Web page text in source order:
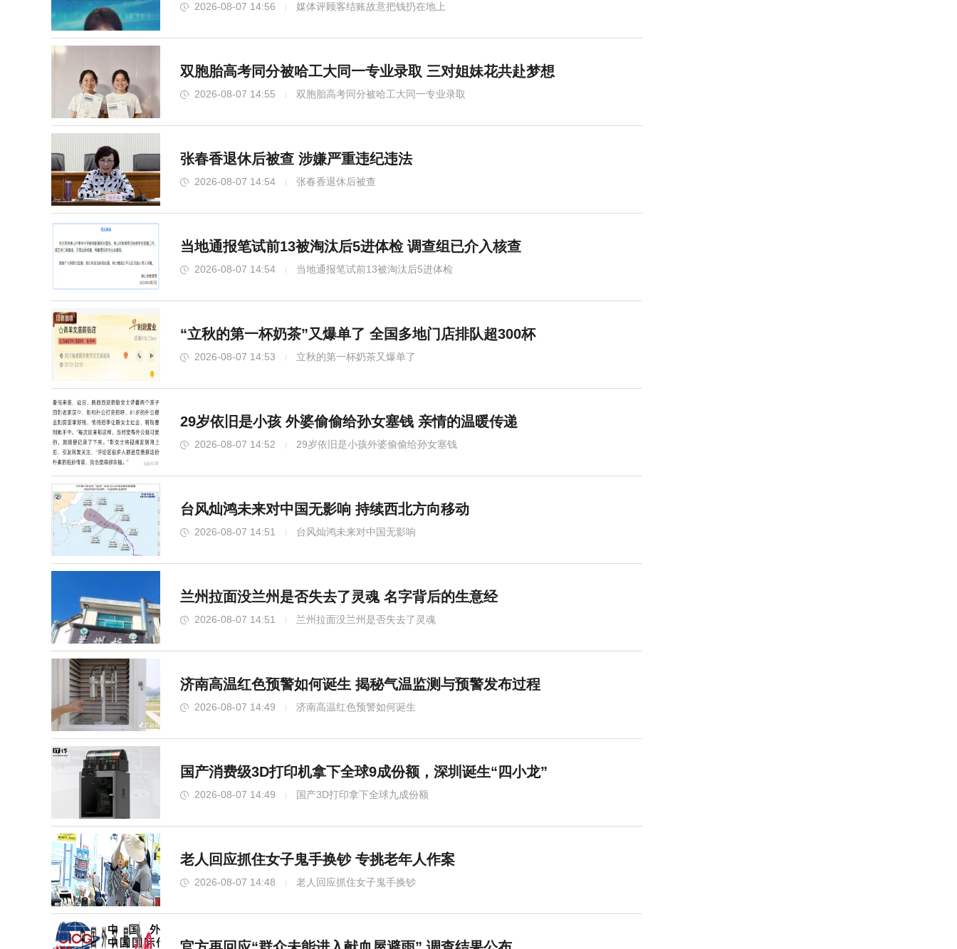
2026-08-07 14:56 媒体评顾客结账故意把钱扔在地上
双胞胎高考同分被哈工大同一专业录取 三对姐妹花共赴梦想
2026-08-07 14:55 双胞胎高考同分被哈工大同一专业录取
张春香退休后被查 涉嫌严重违纪违法
2026-08-07 14:54 张春香退休后被查
当地通报笔试前13被淘汰后5进体检 调查组已介入核查
2026-08-07 14:54 当地通报笔试前13被淘汰后5进体检
“立秋的第一杯奶茶”又爆单了 全国多地门店排队超300杯
2026-08-07 14:53 立秋的第一杯奶茶又爆单了
29岁依旧是小孩 外婆偷偷给孙女塞钱 亲情的温暖传递
2026-08-07 14:52 29岁依旧是小孩外婆偷偷给孙女塞钱
台风灿鸿未来对中国无影响 持续西北方向移动
2026-08-07 14:51 台风灿鸿未来对中国无影响
兰州拉面没兰州是否失去了灵魂 名字背后的生意经
2026-08-07 14:51 兰州拉面没兰州是否失去了灵魂
济南高温红色预警如何诞生 揭秘气温监测与预警发布过程
2026-08-07 14:49 济南高温红色预警如何诞生
国产消费级3D打印机拿下全球9成份额，深圳诞生“四小龙”
2026-08-07 14:49 国产3D打印拿下全球九成份额
老人回应抓住女子鬼手换钞 专挑老年人作案
2026-08-07 14:48 老人回应抓住女子鬼手换钞